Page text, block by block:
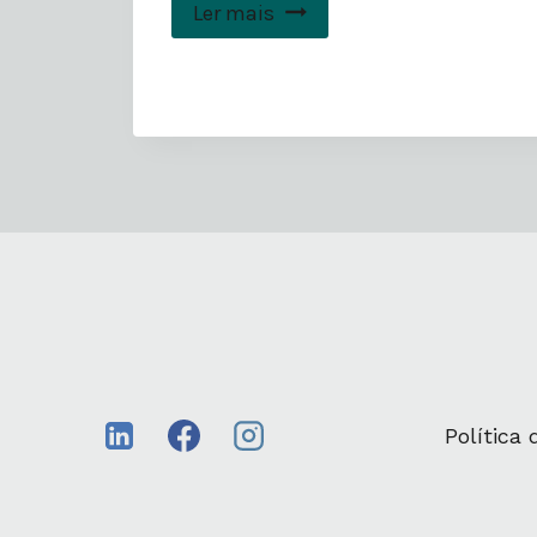
Ler mais
Política